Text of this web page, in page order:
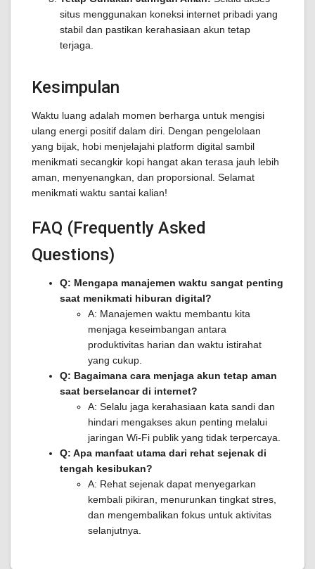
situs menggunakan koneksi internet pribadi yang
stabil dan pastikan kerahasiaan akun tetap
terjaga.
Kesimpulan
Waktu luang adalah momen berharga untuk mengisi
ulang energi positif dalam diri. Dengan pengelolaan
yang bijak, hobi menjelajahi platform digital sambil
menikmati secangkir kopi hangat akan terasa jauh lebih
aman, menyenangkan, dan proporsional. Selamat
menikmati waktu santai kalian!
FAQ (Frequently Asked
Questions)
Q: Mengapa manajemen waktu sangat penting
saat menikmati hiburan digital?
A: Manajemen waktu membantu kita
menjaga keseimbangan antara
produktivitas harian dan waktu istirahat
yang cukup.
Q: Bagaimana cara menjaga akun tetap aman
saat berselancar di internet?
A: Selalu jaga kerahasiaan kata sandi dan
hindari mengakses akun penting melalui
jaringan Wi-Fi publik yang tidak terpercaya.
Q: Apa manfaat utama dari rehat sejenak di
tengah kesibukan?
A: Rehat sejenak dapat menyegarkan
kembali pikiran, menurunkan tingkat stres,
dan mengembalikan fokus untuk aktivitas
selanjutnya.